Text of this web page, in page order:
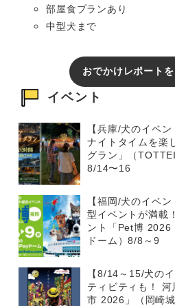
部屋食プランあり
中型犬まで
おでかけレポート
イベント
【兵庫/犬のイベ
ナイトタイムを楽
グラン」（
8/14〜16
【福岡/犬のイベ
型イベントが満載
ント「Pet博 2026
ドーム）8/8～9
【8/14～15/犬の
ティビティも！ 河
市 2026」（岡崎